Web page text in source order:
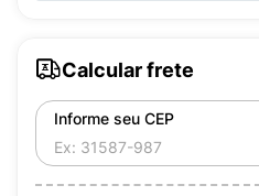
Calcular frete
Informe seu CEP